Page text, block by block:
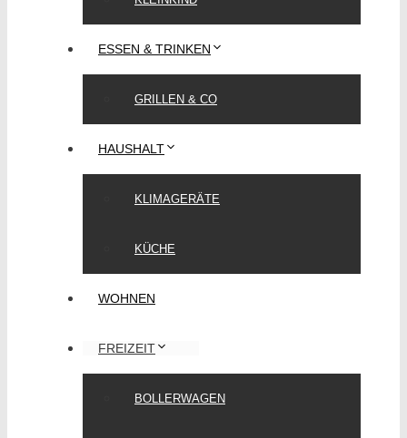
ESSEN & TRINKEN
GRILLEN & CO
HAUSHALT
KLIMAGERÄTE
KÜCHE
WOHNEN
FREIZEIT
BOLLERWAGEN